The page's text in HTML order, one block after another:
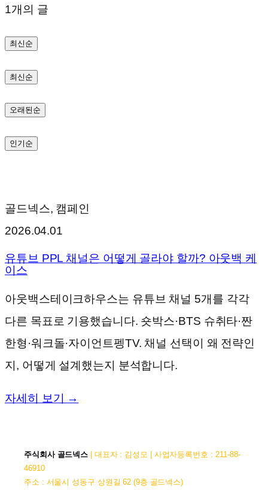
로
로
가
1개의 글
최신순
최신순
오래된순
인기순
골드넥스, 캠페인
2026.04.01
유튜브 PPL 채널은 어떻게 골라야 할까? 아웃백 케
이스
아웃백스테이크하우스는 유튜브 채널 5개를 각각
다른 목표로 기용했습니다. 숏박스·BTS 슈취타·짠
한형·워크돌·자이언트펭TV. 채널 선택이 왜 전략인
지, 어떻게 설계했는지 분석합니다.
자세히 보기 →
주식회사 골드넥스 | 대표자 : 김성모 | 사업자등록번호 : 211-88-
46910
주소 : 서울시 성동구 상원길 62 (9층 골드넥스)